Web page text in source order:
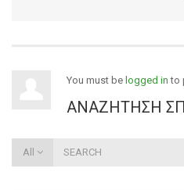
You must be logged in to
ΑΝΑΖΉΤΗΣΗ
All